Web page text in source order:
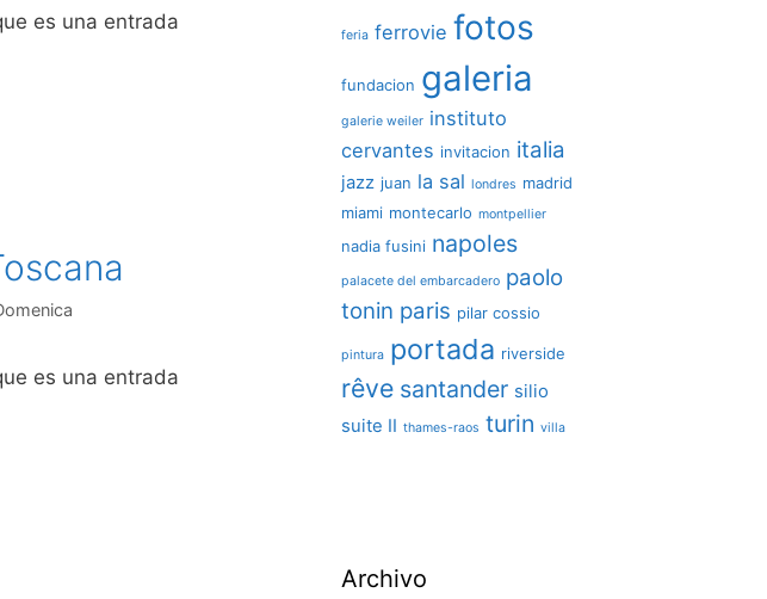
es una entrada
es una entrada
feria ferrovie fotos
fundacion galeria
galerie weiler instituto
cervantes invitacion italia
jazz juan la sal londres madrid
miami montecarlo montpellier
nadia fusini napoles
palacete del embarcadero paolo
tonin paris pilar cossio
pintura portada riverside
rêve santander silio
suite II thames-raos turin villa
Archivo